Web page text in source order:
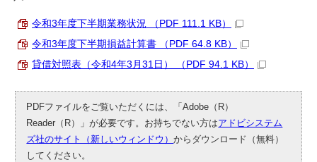
令和3年度下半期業務状況 （PDF 111.1 KB）
令和3年度下半期損益計算書 （PDF 64.8 KB）
貸借対照表（令和4年3月31日） （PDF 94.1 KB）
PDFファイルをご覧いただくには、「Adobe（R）
Reader（R）」が必要です。お持ちでない方はアドビシステム
ズ社のサイト（新しいウィンドウ）からダウンロード（無料）
してください。